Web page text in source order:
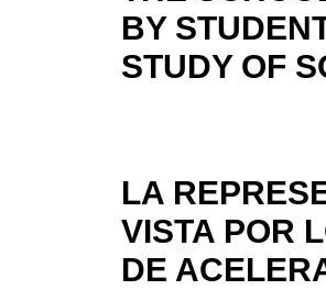
BY
STUDY OF
LA
VISTA POR
DE